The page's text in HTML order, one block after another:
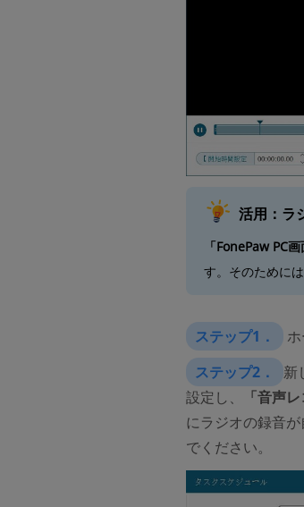
活用：ラ
「FonePaw PC画
す。そのために
ステップ1．
ステップ2．
新
設定し、
「音声
にラジオの録音
でください。